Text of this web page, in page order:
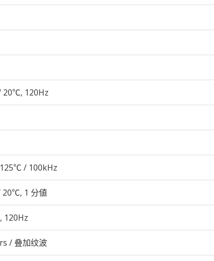
20℃, 120Hz
/ 100kHz
20℃, 1 分値
120Hz
/ 叠加纹波